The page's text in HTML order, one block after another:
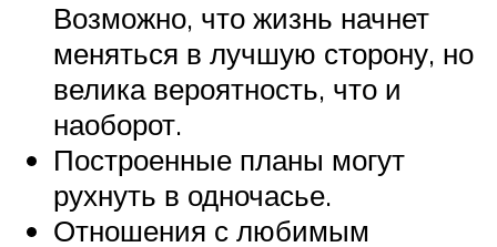
Возможно, что жизнь начнет
меняться в лучшую сторону, но
велика вероятность, что и
наоборот.
Построенные планы могут
рухнуть в одночасье.
Отношения с любимым